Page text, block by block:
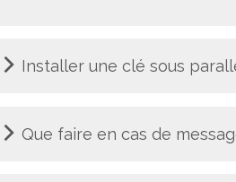
Installer une clé sous
Que faire en cas de